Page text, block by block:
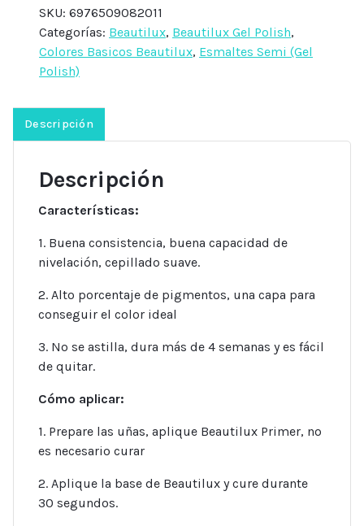
SKU: 6976509082011
Categorías: Beautilux, Beautilux Gel Polish,
Colores Basicos Beautilux, Esmaltes Semi (Gel
Polish)
Descripción
Descripción
Características:
1. Buena consistencia, buena capacidad de
nivelación, cepillado suave.
2. Alto porcentaje de pigmentos, una capa para
conseguir el color ideal
3. No se astilla, dura más de 4 semanas y es fácil
de quitar.
Cómo aplicar:
1. Prepare las uñas, aplique Beautilux Primer, no
es necesario curar
2. Aplique la base de Beautilux y cure durante
30 segundos.